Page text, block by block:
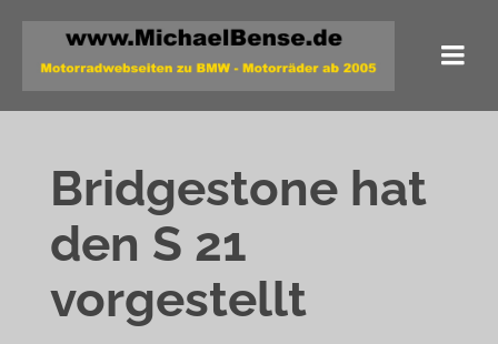
Bridgestone hat
den S 21
vorgestellt